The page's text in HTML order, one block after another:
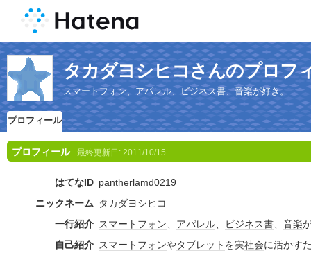
タカダヨシヒコさんのプロフ
スマートフォン、アパレル、ビジネス書、音楽が好き。
プロフィール
プロフィール 最終更新日: 2011/10/15
はてなID pantherlamd0219
ニックネーム タカダヨシヒコ
一行紹介 スマートフォン、 アパレル、 ビジネス書、 音楽
自己紹介 スマートフォンやタブレット を実社会に活かす